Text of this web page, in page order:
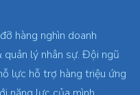
hàng nghìn doanh
lý nhân sự. Đội ngũ
lực hỗ trợ hàng triệu ứng